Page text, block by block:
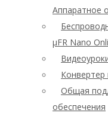
Аппаратное
μFR Nano
Конвертер
Общая
обеспечения